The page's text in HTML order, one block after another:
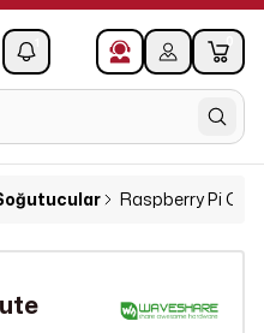
0
Raspberry Pi